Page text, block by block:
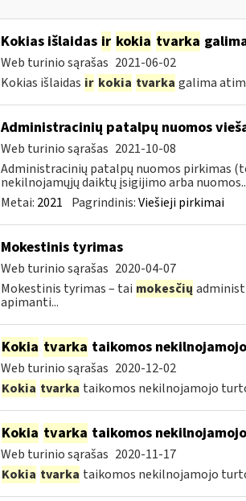
Kokias išlaidas ir kokia tvarka
Web turinio sąrašas 2021-06-02
Kokias išlaidas ir kokia tvarka galima
Administracinių patalpų nuomos
Web turinio sąrašas 2021-10-08
Administracinių patalpų nuomos pirkimas
nekilnojamųjų daiktų įsigijimo arba
Metai: 2021 Pagrindinis:Viešieji pirkimai
Mokestinis tyrimas
Web turinio sąrašas 2020-04-07
Mokestinis tyrimas – tai mokesčių
apimanti...
Kokia tvarka taikomos
Web turinio sąrašas 2020-12-02
Kokia tvarka taikomos nekilnojamojo
Kokia tvarka taikomos
Web turinio sąrašas 2020-11-17
Kokia tvarka taikomos nekilnojamojo